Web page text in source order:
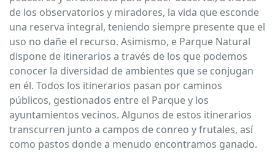
de los observatorios y miradores, la vida que esconde
una reserva integral, teniendo siempre presente que el
uso no dañe el recurso. Asimismo, e Parque Natural
dispone de itinerarios a través de los que podemos
conocer la diversidad de ambientes que se conjugan
en él. Todos los itinerarios pasan por caminos
públicos, gestionados entre el Parque y los
ayuntamientos vecinos. Algunos de estos itinerarios
transcurren junto a campos de conreo y frutales, así
como pastos donde a menudo encontramos ganado.